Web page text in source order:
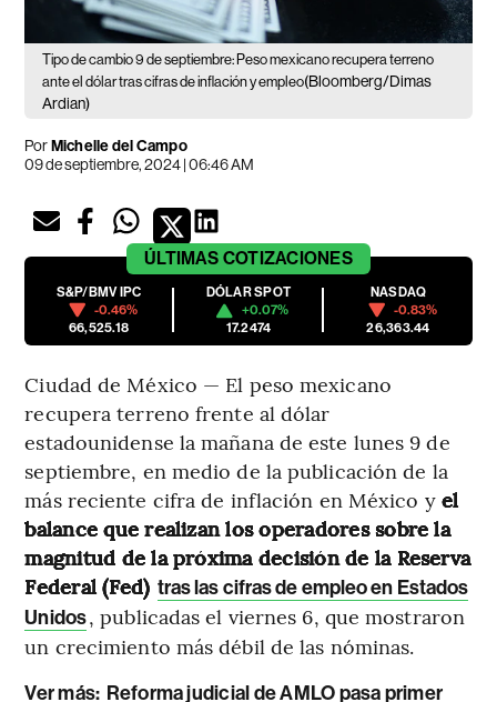
Tipo de cambio 9 de septiembre: Peso mexicano recupera terreno
ante el dólar tras cifras de inflación y empleo(Bloomberg/Dimas
Ardian)
PorMichelle del Campo
09 de septiembre, 2024 | 06:46 AM
ÚLTIMAS COTIZACIONES
S&P/BMV IPC
-0.46%
66,525.18
DÓLAR SPOT
+0.07%
17.2474
NASDAQ
-0.83%
26,363.44
Ciudad de México — El peso mexicano
recupera terreno frente al dólar
estadounidense la mañana de este lunes 9 de
septiembre, en medio de la publicación de la
más reciente cifra de inflación en México y el
balance que realizan los operadores sobre la
magnitud de la próxima decisión de la Reserva
Federal (Fed) tras las cifras de empleo en Estados
Unidos, publicadas el viernes 6, que mostraron
un crecimiento más débil de las nóminas.
Ver más: Reforma judicial de AMLO pasa primer